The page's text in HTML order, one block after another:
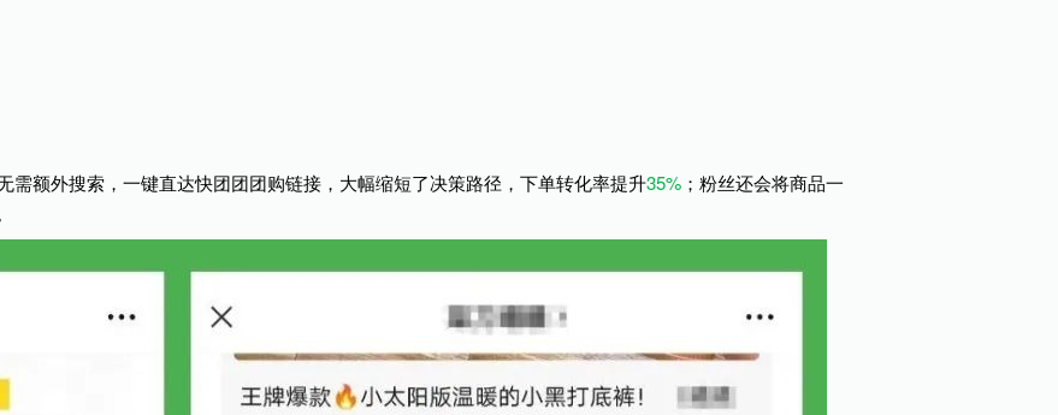
额外搜索，一键直达快团团团购链接，大幅缩短了决策路径，下单转化率提升35% ；粉丝还会将商品一